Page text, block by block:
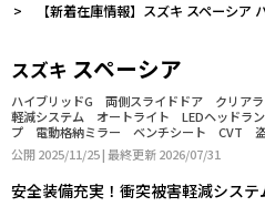
【新着在庫情報】スズキ スペーシア
スズキ スペーシア
ハイブリッドG 両側スライドドア クリア
軽減システム オートライト LEDヘッドラ
プ 電動格納ミラー ベンチシート CVT 盗
公開 2025/11/25 | 最終更新 2026/07/31
安全装備充実！衝突被害軽減システ